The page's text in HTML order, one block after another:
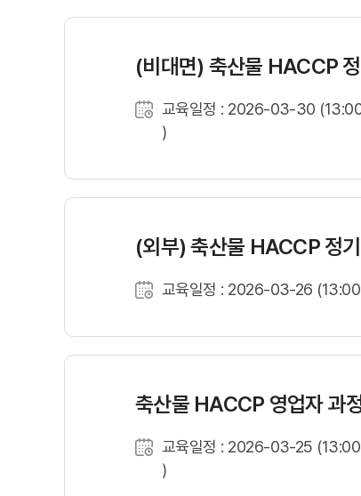
(비대면) 축산물 HACCP
교육일정 : 2026-03-30
)
(외부) 축산물 HACCP 정
교육일정 : 2026-03-26
축산물 HACCP 영업자 과
교육일정 : 2026-03-25
)